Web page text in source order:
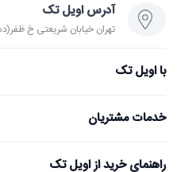
آدرس اویل تک
تهران خیابان شریعتی خ
با اویل تک
خدمات مشتریان
راهنمای خرید از اویل تک